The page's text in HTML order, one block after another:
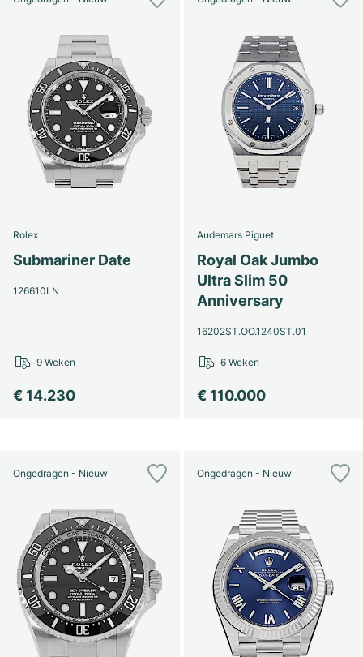
Rolex
Submariner Date
126610LN
€ 14.230
9 Weken
Audemars Piguet
Royal Oak Jumbo
Ultra Slim 50
Anniversary
16202ST.OO.1240ST.01
€ 110.000
6 Weken
Ongedragen - Nieuw Ongedragen - Nieuw